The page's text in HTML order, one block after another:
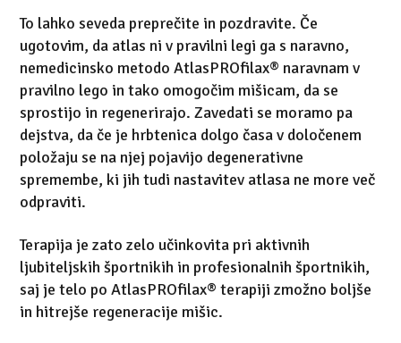
To lahko seveda preprečite in pozdravite. Če
ugotovim, da atlas ni v pravilni legi ga s naravno,
nemedicinsko metodo AtlasPROfilax® naravnam v
pravilno lego in tako omogočim mišicam, da se
sprostijo in regenerirajo. Zavedati se moramo pa
dejstva, da če je hrbtenica dolgo časa v določenem
položaju se na njej pojavijo degenerativne
spremembe, ki jih tudi nastavitev atlasa ne more več
odpraviti.
Terapija je zato zelo učinkovita pri aktivnih
ljubiteljskih športnikih in profesionalnih športnikih,
saj je telo po AtlasPROfilax® terapiji zmožno boljše
in hitrejše regeneracije mišic.